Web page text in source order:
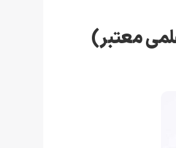
معتبر)